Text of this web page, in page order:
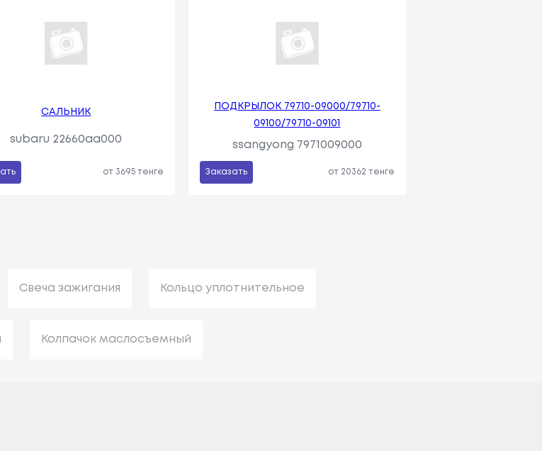
САЛЬНИК
subaru 22660aa000
от 3695 тенге
ПОДКРЫЛОК 79710-09000/79710-
09100/79710-09101
ssangyong 7971009000
Заказать от 20362 тенге
Свеча зажигания Кольцо уплотнительное
Колпачок маслосъемный